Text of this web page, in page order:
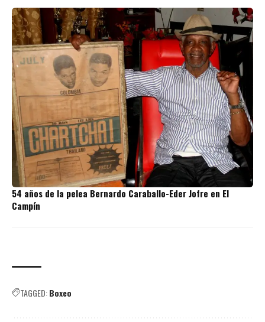
54 años de la pelea Bernardo Caraballo-Eder Jofre en El
Campín
TAGGED:Boxeo